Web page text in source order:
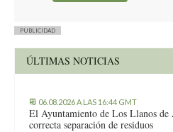
PUBLICIDAD
ÚLTIMAS NOTICIAS
06.08.2026 A LAS 16:44 GMT
El Ayuntamiento de Los Llanos
correcta separación de residuos